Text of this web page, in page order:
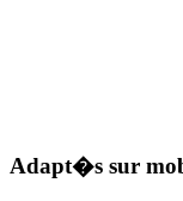
Adapt�s sur